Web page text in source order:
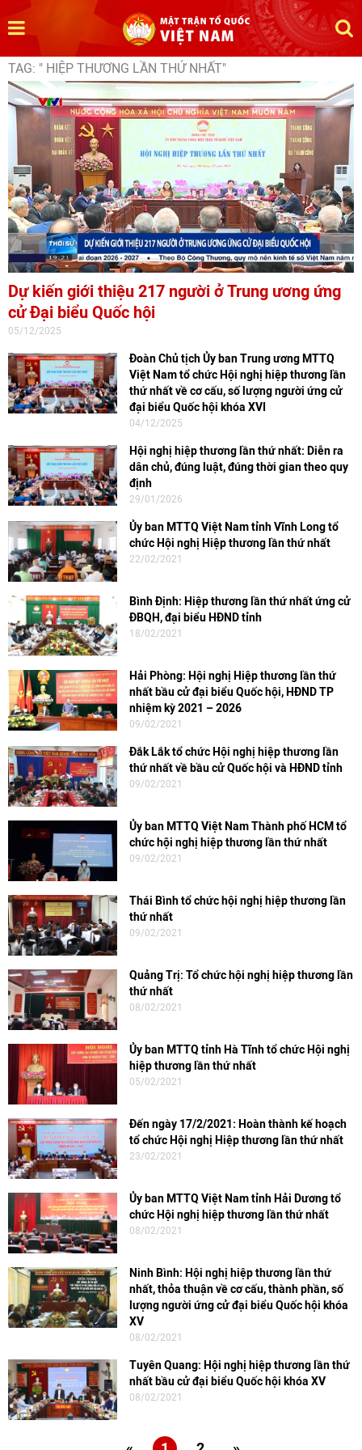
TAG: " HIỆP THƯƠNG LẦN THỨ NHẤT"
Dự kiến giới thiệu 217 người ở Trung ương ứng
cử Đại biểu Quốc hội
05/12/2025
Đoàn Chủ tịch Ủy ban Trung ương MTTQ
Việt Nam tổ chức Hội nghị hiệp thương lần
thứ nhất về cơ cấu, số lượng người ứng cử
đại biểu Quốc hội khóa XVI
04/12/2025
Hội nghị hiệp thương lần thứ nhất: Diễn ra
dân chủ, đúng luật, đúng thời gian theo quy
định
29/01/2026
Ủy ban MTTQ Việt Nam tỉnh Vĩnh Long tổ
chức Hội nghị Hiệp thương lần thứ nhất
22/02/2021
Bình Định: Hiệp thương lần thứ nhất ứng cử
ĐBQH, đại biểu HĐND tỉnh
18/02/2021
Hải Phòng: Hội nghị Hiệp thương lần thứ
nhất bầu cử đại biểu Quốc hội, HĐND TP
nhiệm kỳ 2021 – 2026
09/02/2021
Đắk Lắk tổ chức Hội nghị hiệp thương lần
thứ nhất về bầu cử Quốc hội và HĐND tỉnh
09/02/2021
Ủy ban MTTQ Việt Nam Thành phố HCM tổ
chức hội nghị hiệp thương lần thứ nhất
09/02/2021
Thái Bình tổ chức hội nghị hiệp thương lần
thứ nhất
09/02/2021
Quảng Trị: Tổ chức hội nghị hiệp thương lần
thứ nhất
08/02/2021
Ủy ban MTTQ tỉnh Hà Tĩnh tổ chức Hội nghị
hiệp thương lần thứ nhất
05/02/2021
Đến ngày 17/2/2021: Hoàn thành kế hoạch
tổ chức Hội nghị Hiệp thương lần thứ nhất
23/02/2021
Ủy ban MTTQ Việt Nam tỉnh Hải Dương tổ
chức Hội nghị hiệp thương lần thứ nhất
08/02/2021
Ninh Bình: Hội nghị hiệp thương lần thứ
nhất, thỏa thuận về cơ cấu, thành phần, số
lượng người ứng cử đại biểu Quốc hội khóa
XV
08/02/2021
Tuyên Quang: Hội nghị hiệp thương lần thứ
nhất bầu cử đại biểu Quốc hội khóa XV
08/02/2021